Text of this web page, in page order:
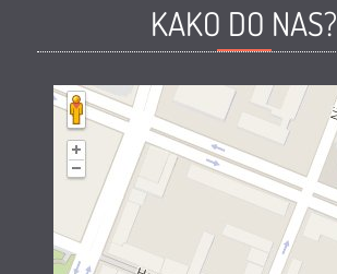
KAKO DO NAS?